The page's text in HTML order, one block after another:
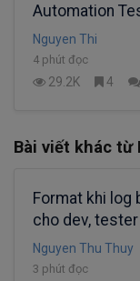
Automation
Nguyen Thi
4 phút đọc
29.2K 4
Bài viết khác từ
Format khi log
cho dev, tester
Nguyen Thu Thuy
3 phút đọc